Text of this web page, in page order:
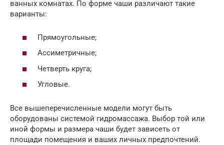
ванных комнатах. По форме чаши различают такие
варианты:
Прямоугольные;
Ассиметричные;
Четверть круга;
Угловые.
Все вышеперечисленные модели могут быть
оборудованы системой гидромассажа. Выбор той или
иной формы и размера чаши будет зависеть от
площади помещения и ваших личных предпочтений.